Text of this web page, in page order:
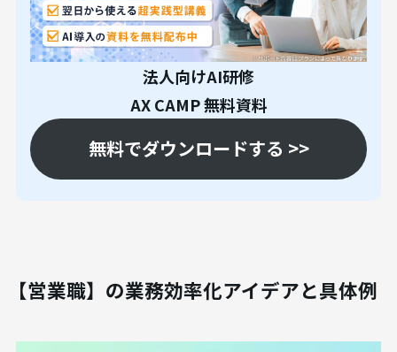
法人向けAI研修
AX CAMP 無料資料
無料でダウンロードする >>
【営業職】の業務効率化アイデアと具体例